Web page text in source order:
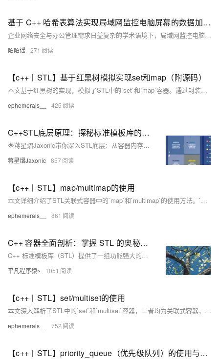
基于 C++ 哈希表算法实现局域网监控电脑屏幕的数据加速机制研究
企业网络安全与办公管理需求日益复杂的学术语境下，局域网监控电脑屏幕作为保障信息安全、规范员工操作的重要手段，已然成为网络安全领域的关键研究对象。其作用类似网络空间中的 “电子眼”，实时捕获每台电脑屏幕上的操作动态。然而，面对海量监控数据，实现高效数据存储与快速检索，已成为提升监控系统性能的核心挑战。本文聚焦于 C++ 语言中的哈希表算法，深入探究其如何成为局域网监控电脑屏幕数据处理的 “加速引擎”，并通过详尽的代码示例，展现其强大功能与应用价值。
陌陌谣 271
【c++丨STL】基于红黑树模拟实现set和map（附源码）
本文基于红黑树的实现，模拟了STL中的`set`和`map`容器。通过封装同一棵红黑树并进行适配修改，实现了两种容器的功能。主要步骤包括：1) 修改红黑树节点结构以支持不同数据类型；2) 使用仿函数适配键值比较逻辑；3) 实现双向迭代器支持遍历操作；4) 封装`insert`、`find`等接口，并为`map`实现`operator[]`。最终，通过测试代码验证了功能的正确性。此实现减少了代码冗余，展示了模板与仿函数的强大灵活性。
ephemerals__ 425
C++STL底层原理：探秘标准模板库的内部机制
🌟蒋星熠Jaxonic带你深入STL底层：从容器内存管理到红黑树、哈希表，剖析迭代器、算法与分配器核心机制，揭秘C++标准库的高效设计哲学与性能优化实践。
蒋星熠Jaxonic 857
【c++丨STL】map/multimap的使用
本文详细介绍了STL关联式容器中的`map`和`multimap`的使用方法。`map`基于红黑树实现，内部元素按键自动升序排列，存储键值对，支持通过键访问或修改值；而`multimap`允许存在重复键。文章从构造函数、迭代器、容量接口、元素访问接口、增删操作到其他操作接口全面解析了`map`的功能，并通过实例演示了如何用`map`统计字符串数组中各元素的出现次数。最后对比了`map`与`set`的区别，强调了`map`在处理键值关系时的优势。
ephemerals__ 861
C++ 容器全面剖析：掌握 STL 的奥秘，从入门到高效编程
C++ 标准模板库（STL）提供了一组功能强大的容器类，用于存储和操作数据集合。不同的容器具有独特的特性和应用场景，因此选择合适的容器对于程序的性能和代码的可读性至关重要。对于刚接触 C++ 的开发者来说，了解这些容器的基础知识以及它们的特点是迈向高效编程的重要一步。本文将详细介绍 C++ 常用的容器，包括序列容器（`std::vector`、`std::array`、`std::list`、`std::deque`）、关联容器（`std::set`、`std::map`）和无序容器（`std::unordered_set`、`std::unordered_map`），全面解析它们的特点、用法
平凡程序猿~ 1051
【c++丨STL】set/multiset的使用
本文深入解析了STL中的`set`和`multiset`容器，二者均为关联式容器，底层基于红黑树实现。`set`支持唯一性元素存储并自动排序，适用于高效查找场景；`multiset`允许重复元素。两者均具备O(logN)的插入、删除与查找复杂度。文章详细介绍了构造函数、迭代器、容量接口、增删操作（如`insert`、`erase`）、查找统计（如`find`、`count`）及`multiset`特有的区间操作（如`lower_bound`、`upper_bound`、`equal_range`）。最后预告了`map`容器的学习，其作为键值对存储的关联式容器，同样基于红黑树，具有高效操作特性。
ephemerals__ 752
【c++丨STL】priority_queue（优先级队列）的使用与模拟实现